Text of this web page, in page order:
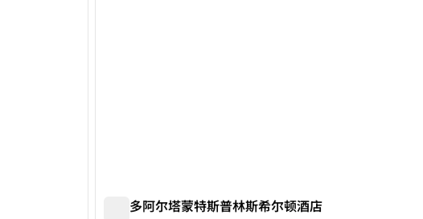
奥兰多阿尔塔蒙特斯普林斯希尔顿酒店